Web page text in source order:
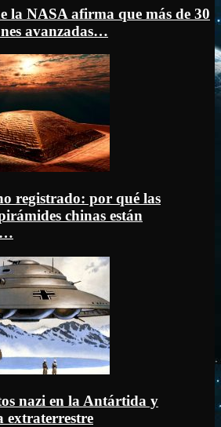
la NASA afirma que más de 30
avanzadas…
registrado: por qué las
chinas están
nazi en la Antártida y
extraterrestre